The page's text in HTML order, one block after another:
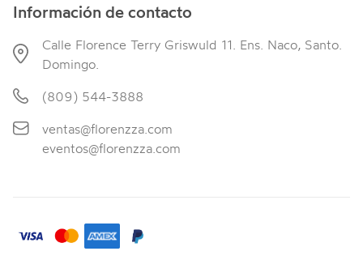
Información de contacto
Calle Florence Terry Griswuld 11. Ens. Naco, Santo.
Domingo.
(809) 544-3888
ventas@florenzza.com
eventos@florenzza.com